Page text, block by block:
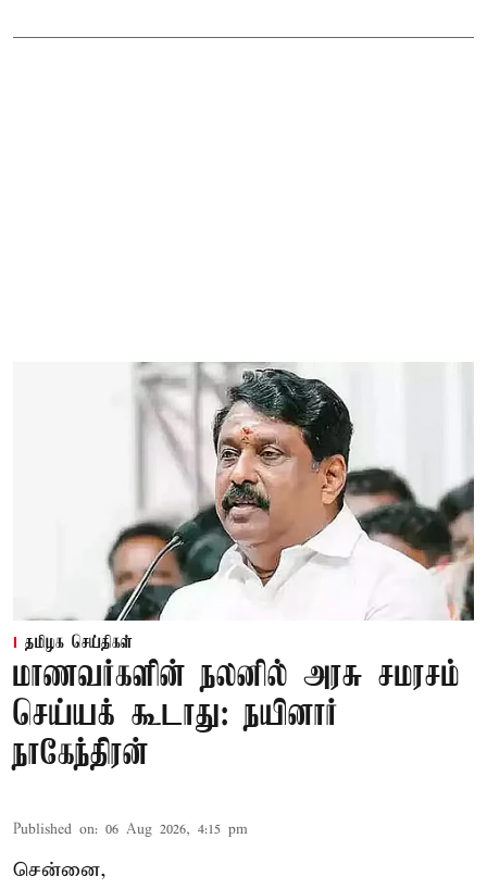
தமிழக செய்திகள்
மாணவர்களின் நலனில் அரசு சமரசம்
செய்யக் கூடாது: நயினார்
நாகேந்திரன்
Published on: 06 Aug 2026, 4:15 pm
சென்னை,